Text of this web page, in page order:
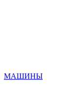
МАШИНЫ